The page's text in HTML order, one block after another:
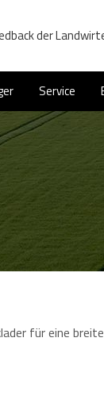
der
Service
für eine